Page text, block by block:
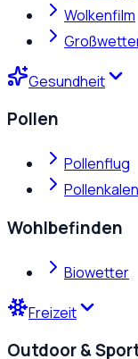
Wolkenfilm
Gesundheit
Pollen
Pollenflug
Wohlbefinden
Biowetter
Freizeit
Outdoor &